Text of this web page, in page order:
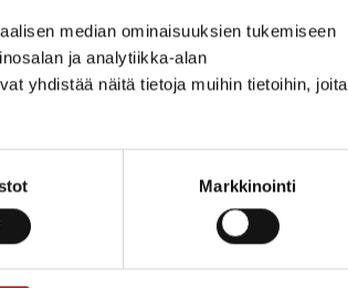
median ominaisuuksien tukemiseen
ja analytiikka-alan
yhdistää näitä tietoja muihin tietoihin, joita
Markkinointi